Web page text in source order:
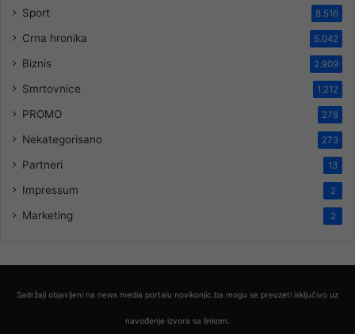
Sport 8.516
Crna hronika 5.042
Biznis 2.909
Smrtovnice 1.212
PROMO 278
Nekategorisano 273
Partneri 13
Impressum 2
Marketing 2
Sadržaji objavljeni na news media portalu novikonjic.ba mogu se preuzeti isključivo uz
navođenje izvora sa linkom.